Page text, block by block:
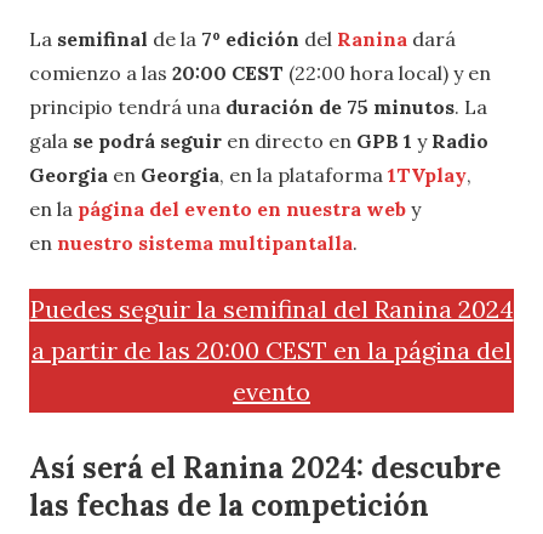
La semifinal de la 7º edición del Ranina dará
comienzo a las 20:00 CEST (22:00 hora local) y en
principio tendrá una duración de 75 minutos. La
gala se podrá seguir en directo en GPB 1 y Radio
Georgia en Georgia, en la plataforma 1TVplay,
en la página del evento en nuestra web y
en nuestro sistema multipantalla.
Puedes seguir la semifinal del Ranina 2024
a partir de las 20:00 CEST en la página del
evento
Así será el Ranina 2024: descubre
las fechas de la competición